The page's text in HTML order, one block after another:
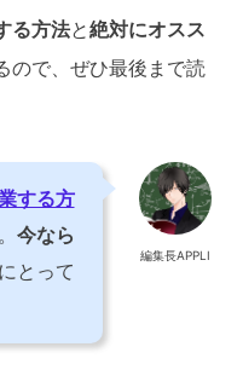
る方法と絶対にオスス
ので、ぜひ最後まで読
編集長APPLI
する方
今なら
とって